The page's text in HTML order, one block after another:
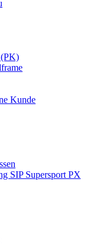
Kunde
SIP Supersport PX